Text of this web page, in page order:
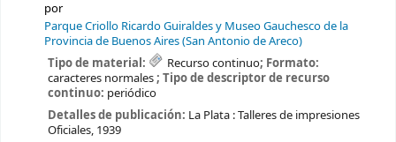
por
Parque Criollo Ricardo Guiraldes y Museo Gauchesco de la
Provincia de Buenos Aires (San Antonio de Areco)
Tipo de material: Recurso continuo; Formato:
caracteres normales; Tipo de descriptor de recurso
continuo: periódico
Detalles de publicación: La Plata :Talleres de impresiones
Oficiales, 1939